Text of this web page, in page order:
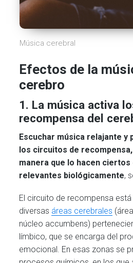
Música cerebral
Efectos de la
cerebro
1. La música activa
recompensa del
Escuchar música relajante y
los circuitos de
manera que lo hacen
relevantes biológicamente,
El circuito de recompensa
diversas áreas cerebrales
núcleo accumbens)
límbico, que se encarga del
emocional. En esas zonas se